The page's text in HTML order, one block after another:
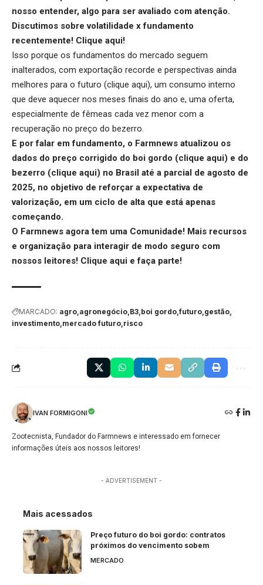
nosso entender, algo para ser avaliado com atenção.
Discutimos sobre volatilidade x fundamento
recentemente! Clique aqui!
Isso porque os fundamentos do mercado seguem
inalterados, com exportação recorde e perspectivas ainda
melhores para o futuro (clique aqui), um consumo interno
que deve aquecer nos meses finais do ano e, uma oferta,
especialmente de fêmeas cada vez menor com a
recuperação no preço do bezerro.
E por falar em fundamento, o Farmnews atualizou os
dados do preço corrigido do boi gordo (clique aqui) e do
bezerro (clique aqui) no Brasil até a parcial de agosto de
2025, no objetivo de reforçar a expectativa de
valorização, em um ciclo de alta que está apenas
começando.
O Farmnews agora tem uma Comunidade! Mais recursos
e organização para interagir de modo seguro com
nossos leitores! Clique aqui e faça parte!
MARCADO: agro agronegócio B3 boi gordo futuro gestão
investimento mercado futuro risco
IVAN FORMIGONI
Zootecnista, Fundador do Farmnews e interessado em fornecer
informações úteis aos nossos leitores!
- ADVERTISEMENT -
Mais acessados
Preço futuro do boi gordo: contratos
próximos do vencimento sobem
MERCADO